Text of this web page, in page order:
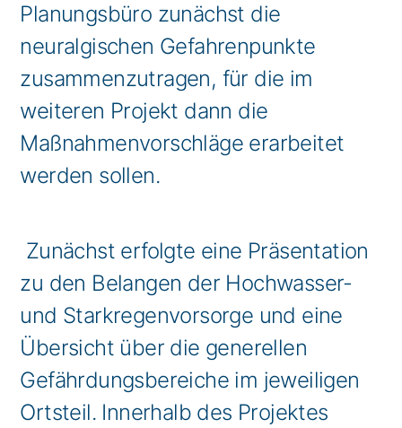
Planungsbüro zunächst die
neuralgischen Gefahrenpunkte
zusammenzutragen, für die im
weiteren Projekt dann die
Maßnahmenvorschläge erarbeitet
werden sollen.
Zunächst erfolgte eine Präsentation
zu den Belangen der Hochwasser-
und Starkregenvorsorge und eine
Übersicht über die generellen
Gefährdungsbereiche im jeweiligen
Ortsteil. Innerhalb des Projektes